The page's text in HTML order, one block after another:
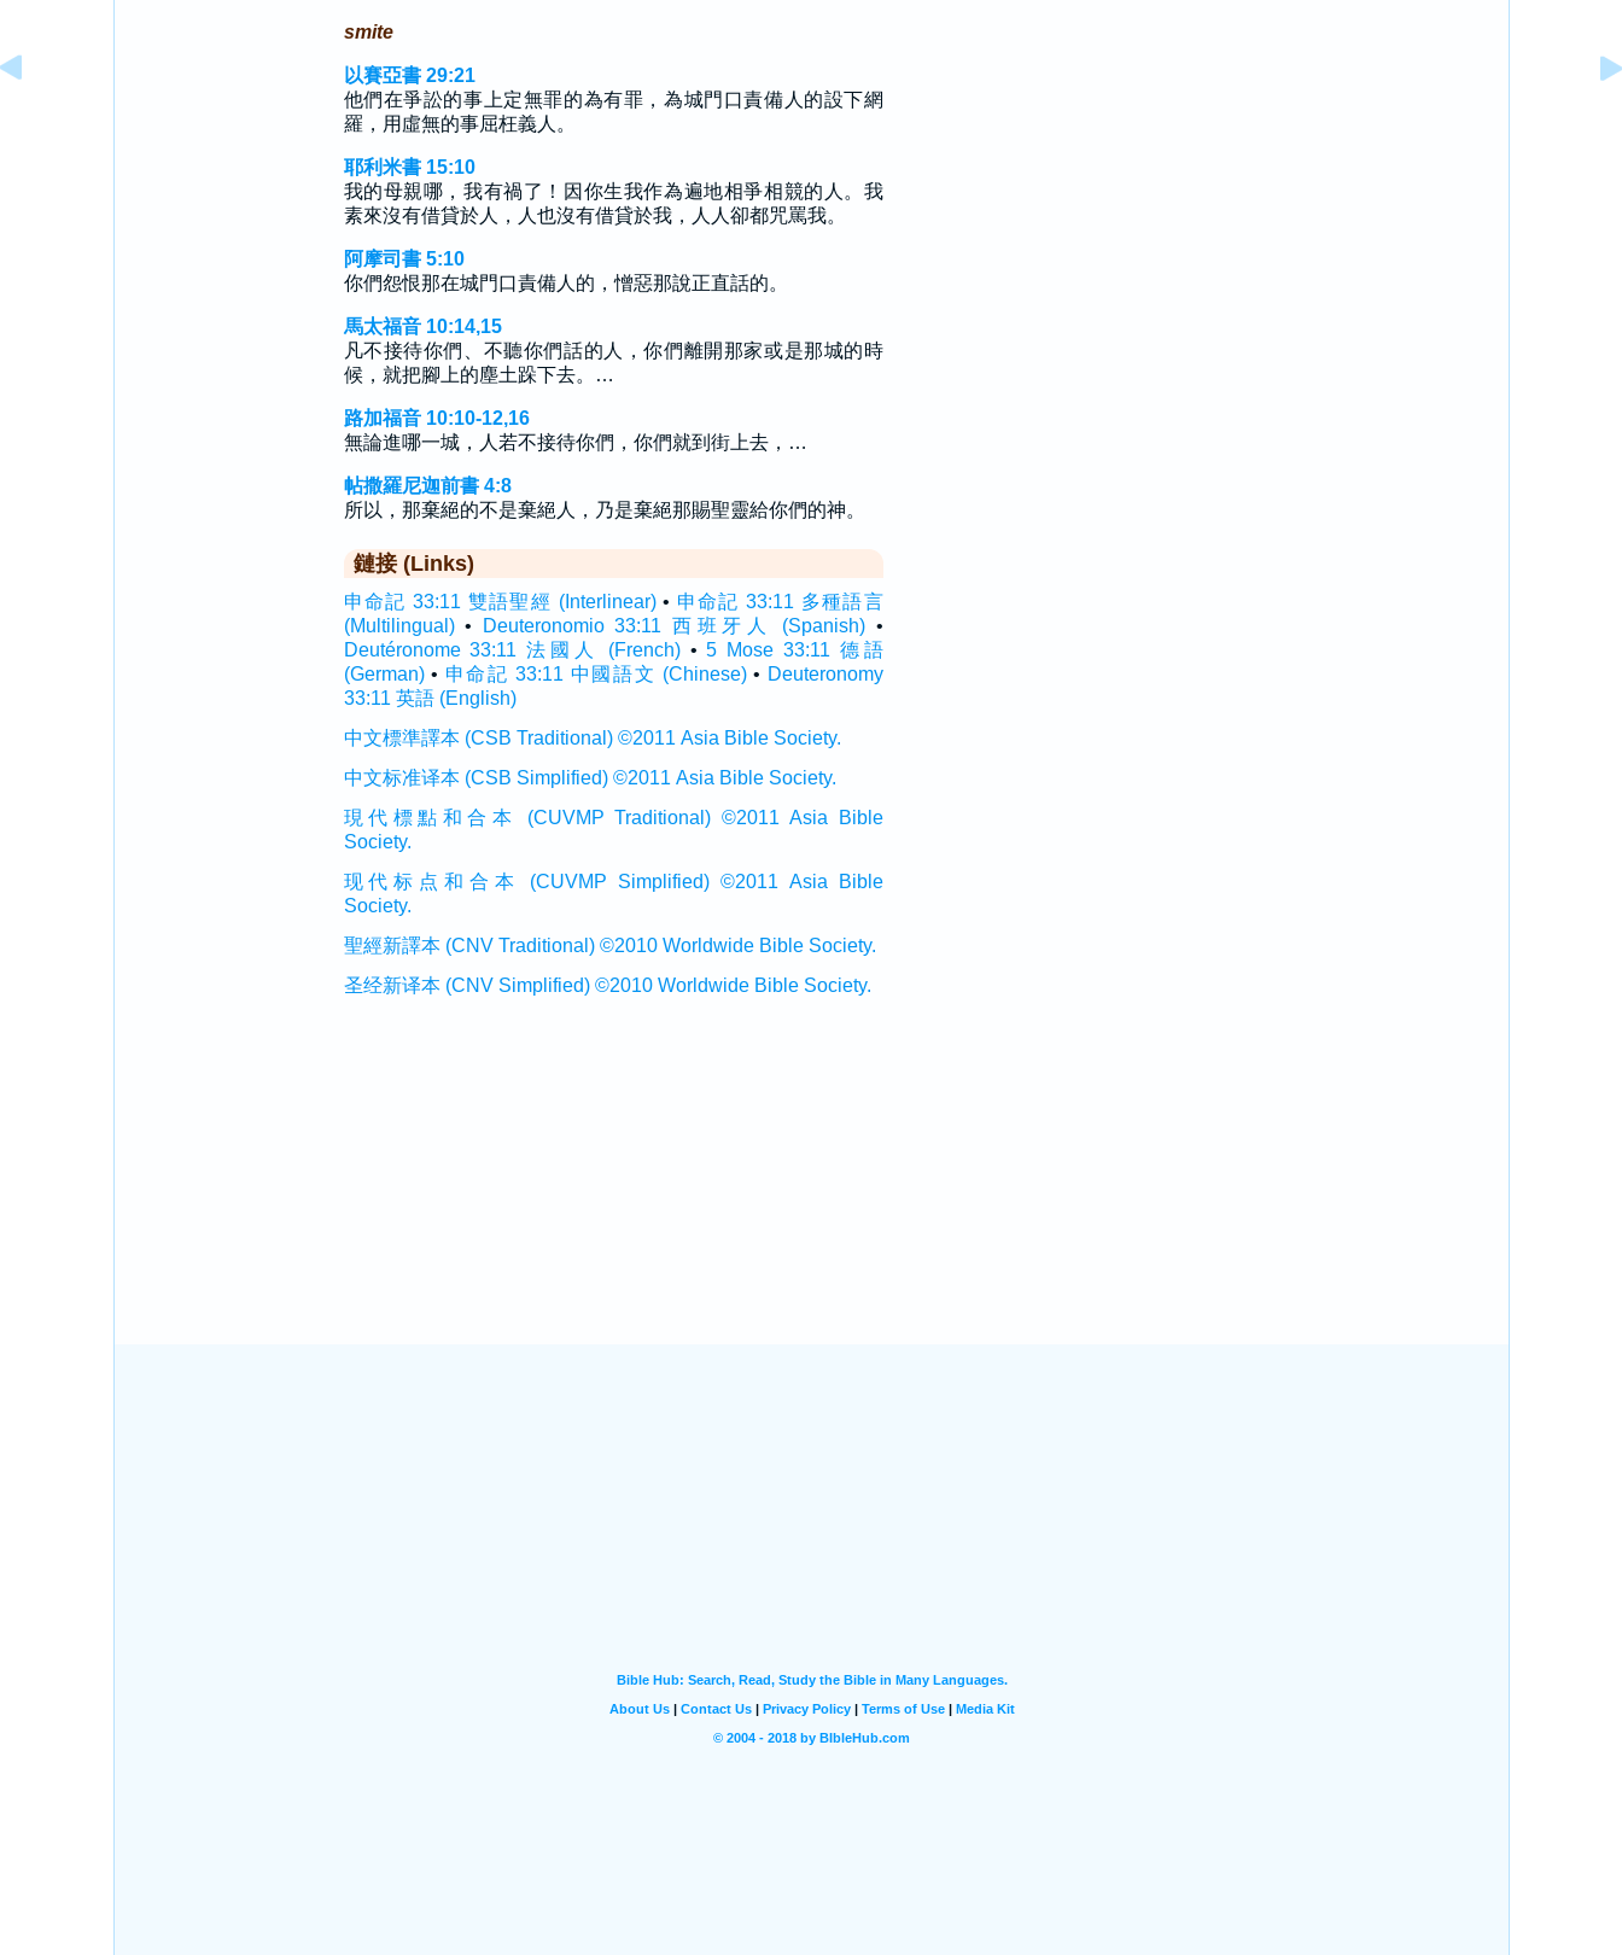
smite
以賽亞書 29:21
他們在爭訟的事上定無罪的為有罪，為城門口責備人的設下網
羅，用虛無的事屈枉義人。
耶利米書 15:10
我的母親哪，我有禍了！因你生我作為遍地相爭相競的人。我
素來沒有借貸於人，人也沒有借貸於我，人人卻都咒罵我。
阿摩司書 5:10
你們怨恨那在城門口責備人的，憎惡那說正直話的。
馬太福音 10:14,15
凡不接待你們、不聽你們話的人，你們離開那家或是那城的時
候，就把腳上的塵土跺下去。…
路加福音 10:10-12,16
無論進哪一城，人若不接待你們，你們就到街上去，…
帖撒羅尼迦前書 4:8
所以，那棄絕的不是棄絕人，乃是棄絕那賜聖靈給你們的神。
鏈接 (Links)
申命記 33:11 雙語聖經 (Interlinear)• 申命記 33:11 多種語言
(Multilingual)• Deuteronomio 33:11 西班牙人 (Spanish) •
Deutéronome 33:11 法國人 (French)•5 Mose 33:11 德語
(German)• 申命記 33:11 中國語文 (Chinese)• Deuteronomy
33:11 英語 (English)
中文標準譯本 (CSB Traditional) ©2011 Asia Bible Society.
中文标准译本 (CSB Simplified) ©2011 Asia Bible Society.
現代標點和合本 (CUVMP Traditional) ©2011 Asia Bible
Society.
现代标点和合本 (CUVMP Simplified) ©2011 Asia Bible
Society.
聖經新譯本 (CNV Traditional) ©2010 Worldwide Bible Society.
圣经新译本 (CNV Simplified) ©2010 Worldwide Bible Society.